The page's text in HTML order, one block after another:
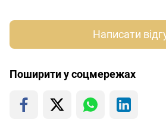
Написати
Поширити у соцмережах